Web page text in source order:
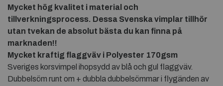
Mycket hög kvalitet i material och
tillverkningsprocess. Dessa Svenskavimplar tillhör
utan tvekan de absolut bästa du kan finna på
marknaden!!
Mycket kraftig flaggväv i Polyester 170gsm
Sveriges korsvimpel ihopsydd av blå och gul flaggväv.
Dubbelsöm runt om + dubbla dubbelsömmar i flygänden av